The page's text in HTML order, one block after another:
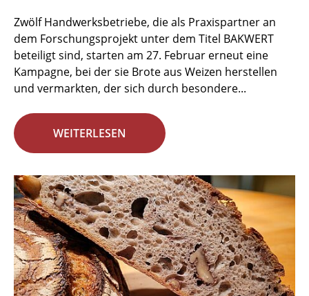
Zwölf Handwerksbetriebe, die als Praxispartner an
dem Forschungsprojekt unter dem Titel BAKWERT
beteiligt sind, starten am 27. Februar erneut eine
Kampagne, bei der sie Brote aus Weizen herstellen
und vermarkten, der sich durch besondere...
WEITERLESEN